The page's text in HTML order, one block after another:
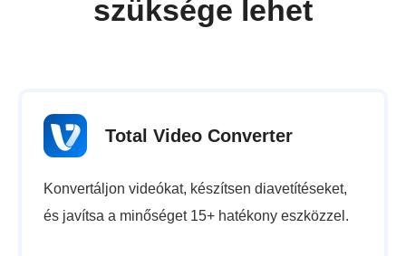
szüksége lehet
Total Video Converter
Konvertáljon videókat, készítsen diavetítéseket,
és javítsa a minőséget 15+ hatékony eszközzel.